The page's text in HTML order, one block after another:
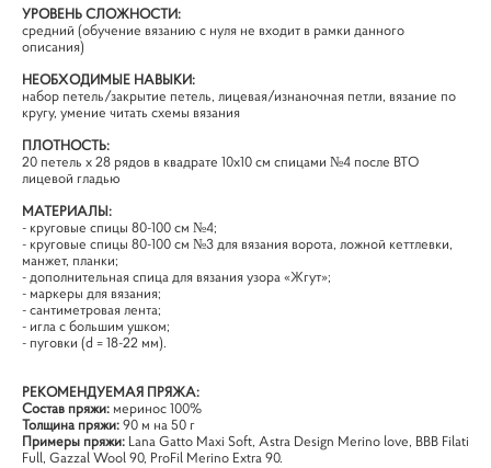
УРОВЕНЬ СЛОЖНОСТИ:
средний (обучение вязанию с нуля не входит в рамки данного
описания)
НЕОБХОДИМЫЕ НАВЫКИ:
набор петель/закрытие петель, лицевая/изнаночная петли, вязание по
кругу, умение читать схемы вязания
ПЛОТНОСТЬ:
20 петель х 28 рядов в квадрате 10х10 см спицами №4 после ВТО
лицевой гладью
МАТЕРИАЛЫ:
- круговые спицы 80-100 см №4;
- круговые спицы 80-100 см №3 для вязания ворота, ложной кеттлевки,
манжет, планки;
- дополнительная спица для вязания узора «Жгут»;
- маркеры для вязания;
- сантиметровая лента;
- игла с большим ушком;
- пуговки (d = 18-22 мм).
РЕКОМЕНДУЕМАЯ ПРЯЖА:
Состав пряжи: меринос 100%
Толщина пряжи:90 м на 50 г
Примеры пряжи: Lana Gatto Maxi Soft, Astra Design Merino love, BBB Filati
Full, Gazzal Wool 90, ProFil Merino Extra 90.